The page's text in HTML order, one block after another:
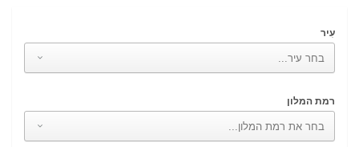
עִיר
רמת המלון